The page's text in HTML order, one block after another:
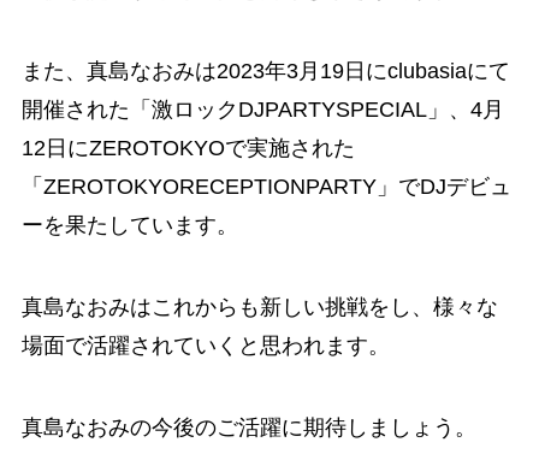
また、真島なおみは2023年3月19日にclubasiaにて
開催された「激ロックDJPARTYSPECIAL」、4月
12日にZEROTOKYOで実施された
「ZEROTOKYORECEPTIONPARTY」でDJデビュ
ーを果たしています。
真島なおみはこれからも新しい挑戦をし、様々な
場面で活躍されていくと思われます。
真島なおみの今後のご活躍に期待しましょう。